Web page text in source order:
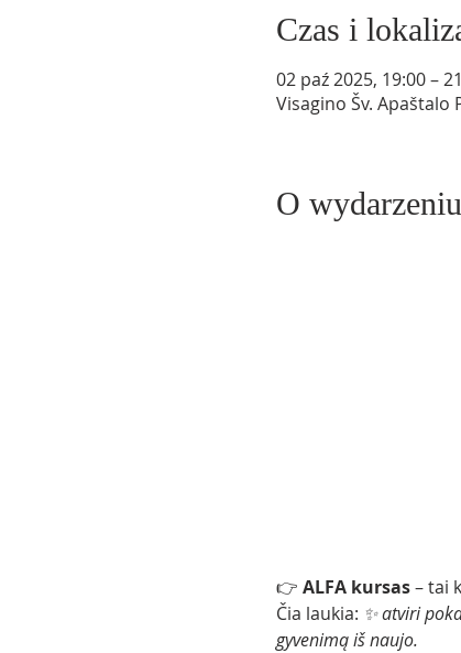
Czas i
02 paź 2025, 19:00 –
Visagino Šv. Apaštalo
O wydarzeniu
👉 ALFA kursas – tai
Čia laukia: ✨ atviri
gyvenimą iš naujo.